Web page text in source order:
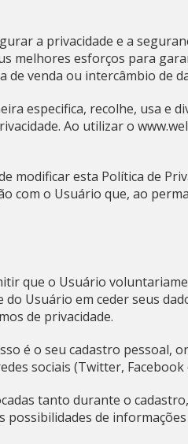
a privacidade e a
melhores esforços para
de venda ou intercâmbio de
especifica, recolhe, usa
Ao utilizar o
modificar esta Política de
com o Usuário que, ao
que o Usuário
Usuário em ceder seus
de privacidade.
é o seu cadastro pessoal,
sociais (Twitter,
tanto durante o
possibilidades de